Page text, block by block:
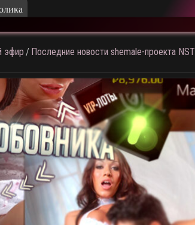
эфир / Последние новости shemale-проекта NST